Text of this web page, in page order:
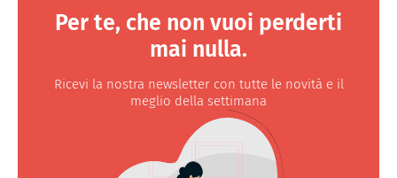
Per te, che non vuoi perderti
mai nulla.
Ricevi la nostra newsletter con tutte le novità e il
meglio della settimana